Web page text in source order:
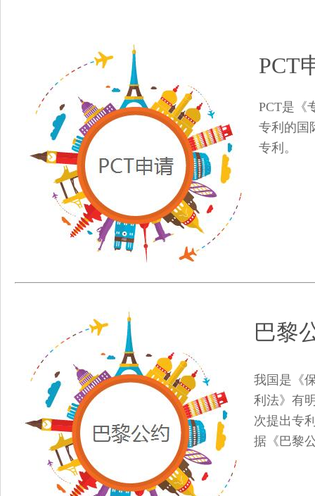
PCT
PCT是《
专利的国
专利。
巴黎
我国是《
利法》有
次提出专
据《巴黎